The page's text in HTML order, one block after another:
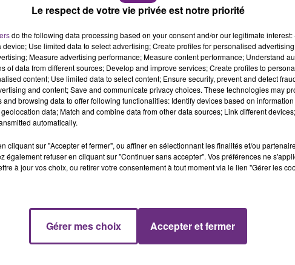
LE MAGASIN JOUÉCLUB DE REIMS FERME
SES PORTES
C'était l'une des institutions du centre-ville
rémois. Le magasin JouéClub est contraint de
fermer ses portes.
15h00 - 19h00
Le Club Champagne FM
Le respect de votre vie privée est notre priorité
do the following data processing based on your consent and/or our legitimate interest:
Use limited data to select advertising; Create profiles for personalised
Measure advertising performance; Measure content performance; Understand
of data from different sources; Develop and improve services; Create profiles to
content; Use limited data to select content; Ensure security, prevent and detect
and content; Save and communicate privacy choices. These technologies may
and browsing data to offer following functionalities: Identify devices based on
data; Match and combine data from other data sources; Link different
automatically.
cliquant sur "Accepter et fermer", ou affiner en sélectionnant les finalités et/ou
également refuser en cliquant sur "Continuer sans accepter". Vos préférences ne
à jour vos choix, ou retirer votre consentement à tout moment via le lien "Gérer les
Gérer mes choix Accepter et fermer